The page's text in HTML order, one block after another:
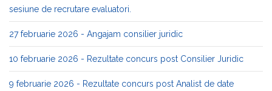
sesiune de recrutare evaluatori.
27 februarie 2026 - Angajam consilier juridic
10 februarie 2026 - Rezultate concurs post Consilier Juridic
9 februarie 2026 - Rezultate concurs post Analist de date